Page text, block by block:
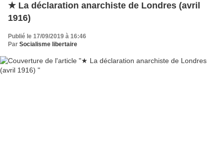
★ La déclaration anarchiste de Londres (avril
1916)
Publié le 17/09/2019 à 16:46
Par Socialisme libertaire